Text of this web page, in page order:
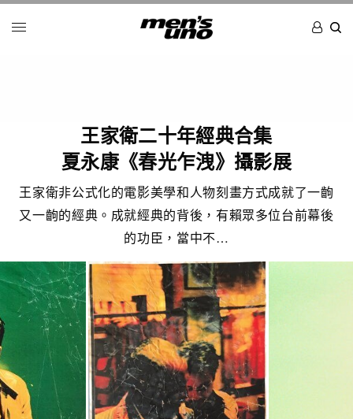
王家衛二十年經典合集
夏永康《春光乍洩》攝影展
王家衛非公式化的電影美學和人物刻畫方式成就了一齣
又一齣的經典。成就經典的背後，有賴眾多位台前幕後
的功臣，當中不…